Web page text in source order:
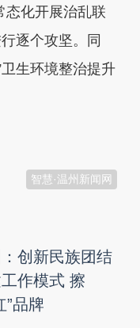
化开展治乱联
逐个攻坚。同
生环境整治提升
智慧·温州新闻网
创新民族团结
作模式 擦
”品牌